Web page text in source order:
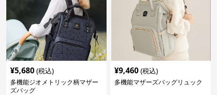
¥5,680 (税込)
多機能ジオメトリック柄マザー
ズバッグ
¥9,460 (税込)
多機能マザーズバッグリュック